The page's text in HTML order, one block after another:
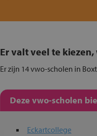
Er valt veel te
Er zijn 14 vwo-scholen in
Deze vwo-scholen
Eckartcollege